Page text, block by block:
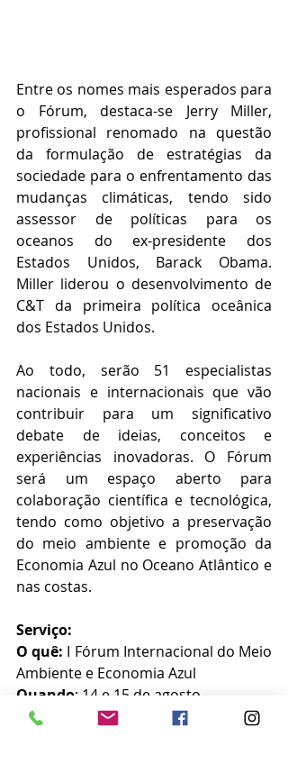
Entre os nomes mais esperados para
o Fórum, destaca-se Jerry Miller,
profissional renomado na questão
da formulação de estratégias da
sociedade para o enfrentamento das
mudanças climáticas, tendo sido
assessor de políticas para os
oceanos do ex-presidente dos
Estados Unidos, Barack Obama.
Miller liderou o desenvolvimento de
C&T da primeira política oceânica
dos Estados Unidos.
Ao todo, serão 51 especialistas
nacionais e internacionais que vão
contribuir para um significativo
debate de ideias, conceitos e
experiências inovadoras. O Fórum
será um espaço aberto para
colaboração científica e tecnológica,
tendo como objetivo a preservação
do meio ambiente e promoção da
Economia Azul no Oceano Atlântico e
nas costas.
Serviço:
O quê: I Fórum Internacional do Meio
Ambiente e Economia Azul
Quando: 14 e 15 de agosto
Onde
: Auditório do Senai/Cimatec,